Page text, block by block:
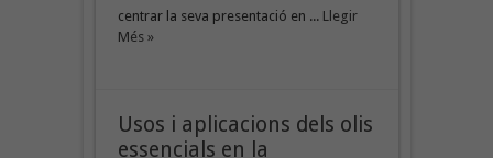
centrar la seva presentació en ... Llegir
Més »
Usos i aplicacions dels olis
essencials en la